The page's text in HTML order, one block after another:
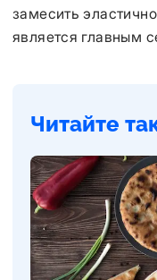
замесить
является главным
Читайте